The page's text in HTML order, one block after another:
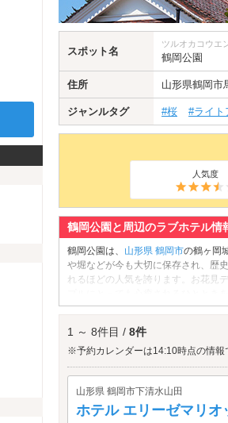
スポット名
ツルオカコウエ
鶴岡公園
住所 山形県鶴岡市
ジャンルタグ #桜 #ライト
人気度
鶴岡公園と周辺のラブホテル情
鶴岡公園は、 山形県 鶴岡市の鶴ヶ岡
や堀などが今も大切に保存され、歴
れるほどの人気を誇ります。お花見
プルにとっても心癒されるひととき
鶴岡公園へは、鶴岡西インター・下
1 ～ 8件目 / 8件
※予約カレンダーは14:10時点の情報
山形県 鶴岡市下清水山田
ホテル エリーゼマリオ